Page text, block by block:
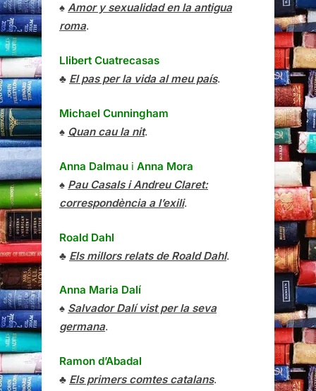
♠ Amor y sexualidad en la antigua
roma.
Llibert Cuatrecasas
♣ El pas per la vida al meu país.
Michael Cunningham
♠ Quan cau la nit.
Anna Dalmau i Anna Mora
♠ Pau Casals i Andreu Claret:
correspondència a l’exili.
Roald Dahl
♣ Els millors relats de Roald Dahl.
Anna Maria Dalí
♠ Salvador Dalí vist per la seva
germana.
Ramon d’Abadal
♣ Els primers comtes catalans.